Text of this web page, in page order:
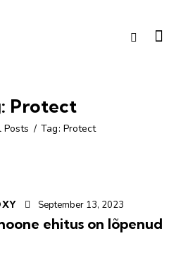
Protect
Posts Tag: Protect
September 13, 2023
ehitus on lõpenud